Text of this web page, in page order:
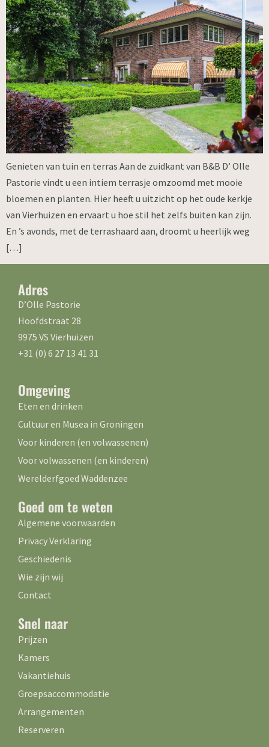
Genieten van tuin en terras Aan de zuidkant van B&B D’ Olle
Pastorie vindt u een intiem terrasje omzoomd met mooie
bloemen en planten. Hier heeft u uitzicht op het oude kerkje
van Vierhuizen en ervaart u hoe stil het zelfs buiten kan zijn.
En ’s avonds, met de terrashaard aan, droomt u heerlijk weg
[…]
Adres
D’Olle Pastorie
Hoofdstraat 28
9975 VS Vierhuizen
+31 (0) 6 27 13 41 31
Omgeving
Eten en drinken
Cultuur en Musea in Groningen
Voor kinderen (en volwassenen)
Voor volwassenen (en kinderen)
Werelderfgoed Waddenzee
Goed om te weten
Algemene voorwaarden
Privacy Verklaring
Geschiedenis
Wie zijn wij
Contact
Snel naar
Prijzen
Kamers
Vakantiehuis
Groepsaccommodatie
Arrangementen
Reserveren